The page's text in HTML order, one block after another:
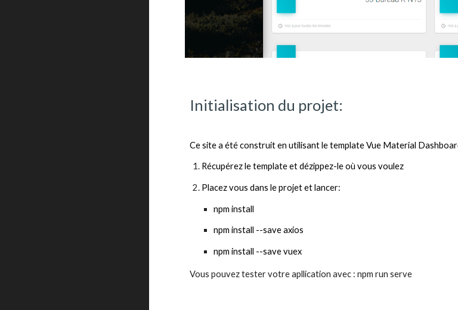
Initialisation du projet:
Ce site a été construit en utilisant le template Vue Material
Récupérez le template et dézippez-le où vous voulez
Placez vous dans le projet et lancer:
npm install
npm install --save axios
npm install --save vuex
Vous pouvez tester votre apllication avec : npm run serve